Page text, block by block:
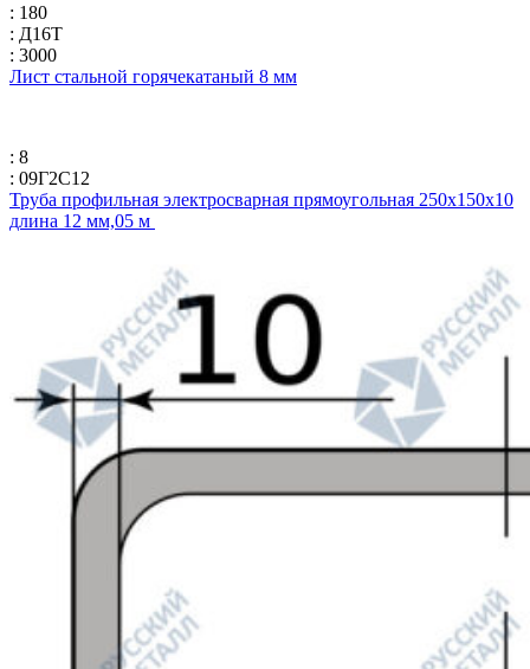
: 180
: Д16Т
: 3000
Лист стальной горячекатаный 8 мм
: 8
: 09Г2С12
Труба профильная электросварная прямоугольная 250х150х10
длина 12 мм,05 м